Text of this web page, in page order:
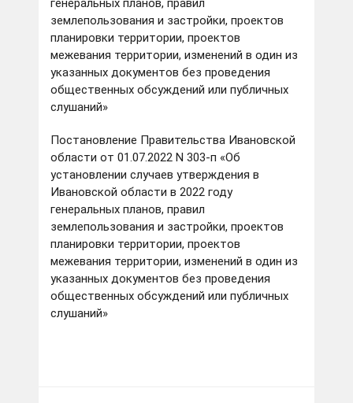
генеральных планов, правил
землепользования и застройки, проектов
планировки территории, проектов
межевания территории, изменений в один из
указанных документов без проведения
общественных обсуждений или публичных
слушаний»
Постановление Правительства Ивановской
области от 01.07.2022 N 303-п «Об
установлении случаев утверждения в
Ивановской области в 2022 году
генеральных планов, правил
землепользования и застройки, проектов
планировки территории, проектов
межевания территории, изменений в один из
указанных документов без проведения
общественных обсуждений или публичных
слушаний»